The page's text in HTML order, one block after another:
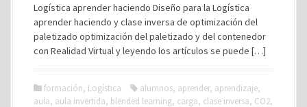
Logística aprender haciendo Diseño para la Logística
aprender haciendo y clase inversa de optimización del
paletizado optimización del paletizado y del contenedor
con Realidad Virtual y leyendo los artículos se puede […]
formación, Logística alumnos, aprender, aprendizaje,
aula, aula invertida, blended learning, carga, clase inversa, CO2,